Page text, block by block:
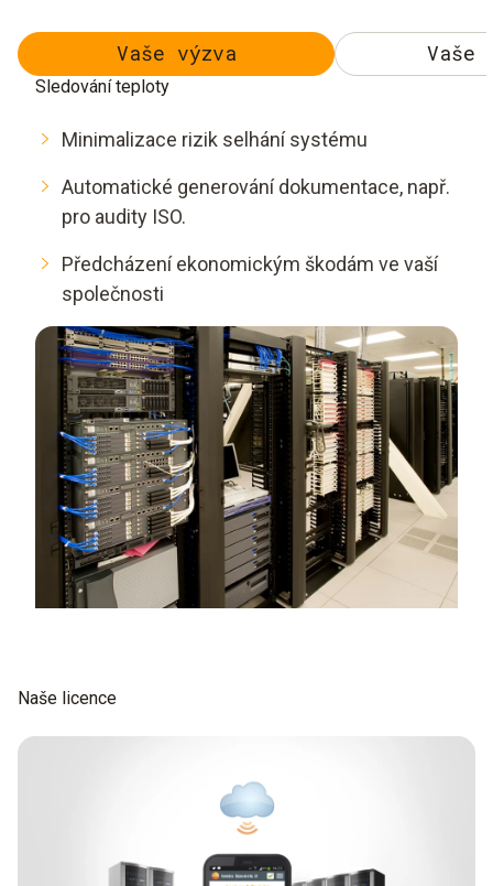
Vaše výzva Vaše
Sledování teploty
Minimalizace rizik selhání systému
Automatické generování dokumentace, např.
pro audity ISO.
Předcházení ekonomickým škodám ve vaší
společnosti
Naše licence